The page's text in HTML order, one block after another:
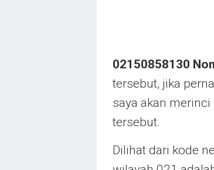
02150858130
tersebut, jika
saya akan
tersebut.
Dilihat dari kode